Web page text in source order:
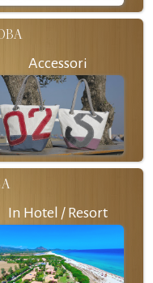
Accessori
In Hotel / Resort